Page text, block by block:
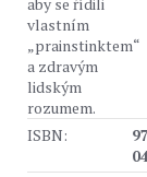
vlastním
„prainstinktem“
a zdravým
lidským
rozumem.
ISBN: